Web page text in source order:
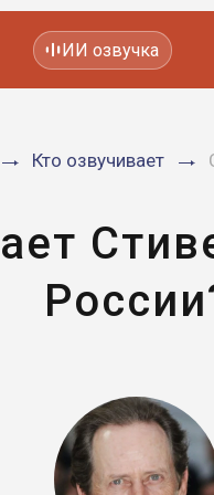
ИИ озвучка
Кто озвучивает